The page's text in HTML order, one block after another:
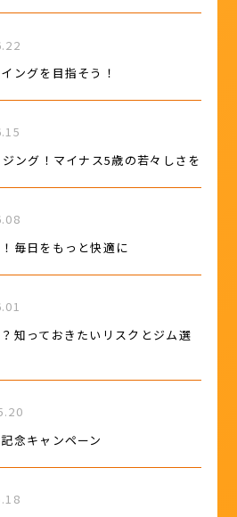
ングを目指そう！
ング！マイナス5歳の若々しさを
毎日をもっと快適に
知っておきたいリスクとジム選
念キャンペーン